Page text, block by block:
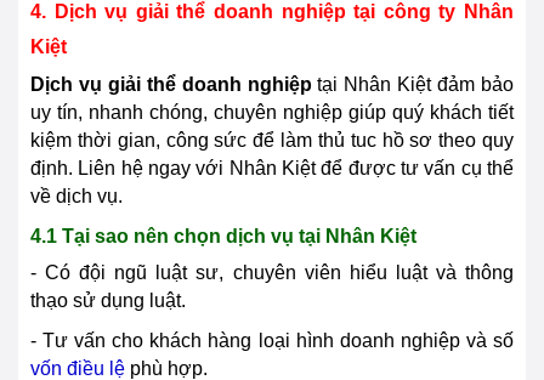
4. Dịch vụ giải thể doanh nghiệp tại công ty Nhân
Kiệt
Dịch vụ giải thể doanh nghiệptại Nhân Kiệt đảm bảo
uy tín, nhanh chóng, chuyên nghiệp giúp quý khách tiết
kiệm thời gian, công sức để làm thủ tuc hồ sơ theo quy
định. Liên hệ ngay với Nhân Kiệt để được tư vấn cụ thể
về dịch vụ.
4.1 Tại sao nên chọn dịch vụ tại Nhân Kiệt
- Có đội ngũ luật sư, chuyên viên hiểu luật và thông
thạo sử dụng luật.
- Tư vấn cho khách hàng loại hình doanh nghiệp và số
vốn điều lệ phù hợp.